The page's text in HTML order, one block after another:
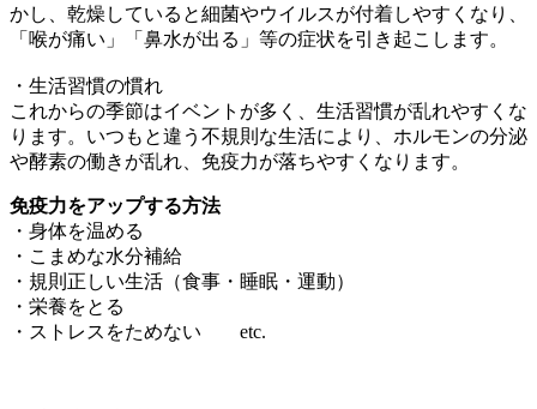
かし、乾燥していると細菌やウイルスが付着しやすくなり、
「喉が痛い」「鼻水が出る」等の症状を引き起こします。
・生活習慣の慣れ
これからの季節はイベントが多く、生活習慣が乱れやすくな
ります。いつもと違う不規則な生活により、ホルモンの分泌
や酵素の働きが乱れ、免疫力が落ちやすくなります。
免疫力をアップする方法
・身体を温める
・こまめな水分補給
・規則正しい生活（食事・睡眠・運動）
・栄養をとる
・ストレスをためない etc.